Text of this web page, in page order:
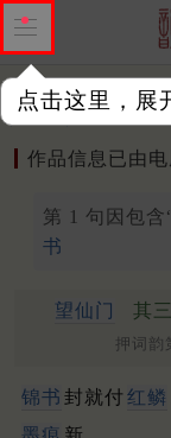
点击这里，展
作品 标注四声
作品信息已由
第 1 句因包含
书
望仙门 其三
押词韵
锦书 封就付 红鳞